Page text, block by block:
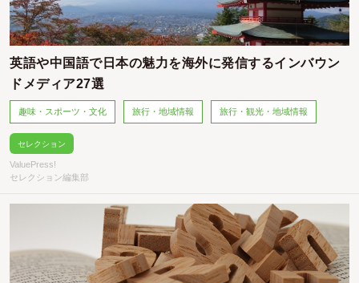
英語や中国語で日本の魅力を海外に発信するインバウン
ドメディア27選
趣味・スポーツ・文化 旅行・地域情報 旅行・観光・地域情報
セレクション
ValuePress!
セレクション編集部